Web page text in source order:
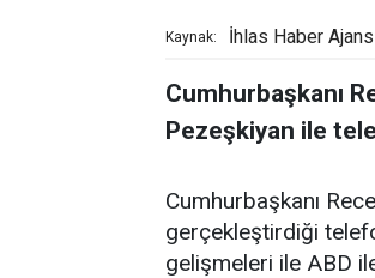
Kaynak: İhlas Haber
Cumhurbaşkanı
Pezeşkiyan ile
Cumhurbaşkanı
gerçekleştirdiği
gelişmeleri ile ABD